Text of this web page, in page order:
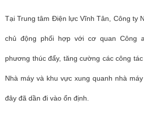
Tại Trung tâm Điện lực Vĩnh Tân, Công ty
chủ động phối hợp với cơ quan Công
phương thúc đẩy, tăng cường các công
Nhà máy và khu vực xung quanh nhà
đây đã dần đi vào ổn định.